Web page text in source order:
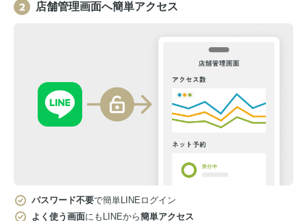
店舗管理画面へ簡単アクセス
パスワード不要で簡単LINEログイン
よく使う画面にもLINEから簡単アクセス